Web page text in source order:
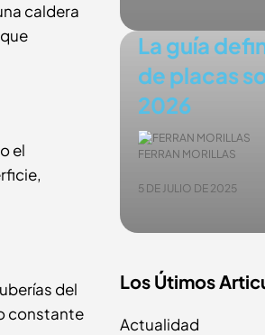
caldera
el
del
constante
La guía
de placas
2026
FERRAN MORILLAS
5 DE JULIO DE 2025
Los Útimos
Actualidad